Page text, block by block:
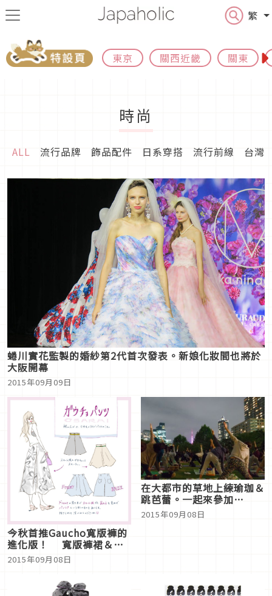
繁
東京 關西近畿 關東
時尚
ALL 流行品牌 飾品配件 日系穿搭 流行前線 台灣
蜷川實花監製的婚紗第2代首次發表。新娘化妝間也將於
大阪開幕
2015年09月09日
今秋首推Gaucho寬版褲的
進化版！ 寬版褲裙＆露
肩寬版褲的穿搭術【插畫】
2015年09月08日
在大都市的草地上練瑜珈＆
跳芭蕾。一起來參加
「MIDTOWN RELAX
PARK 2015」！
2015年09月08日